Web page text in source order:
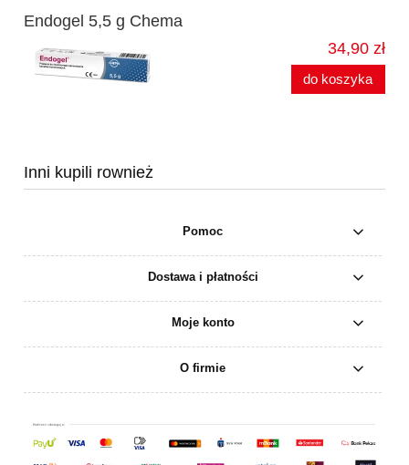
Endogel 5,5 g Chema
34,90 zł
do koszyka
Inni kupili rownież
Pomoc
Dostawa i płatności
Moje konto
O firmie